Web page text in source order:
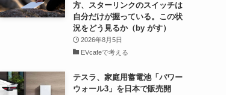
方、スターリンクのスイッチは
自分だけが握っている。この状
況をどう見るか（by がす）
2026年8月5日
EVcafeで考える
テスラ、家庭用蓄電池「パワー
ウォール3」を日本で販売開